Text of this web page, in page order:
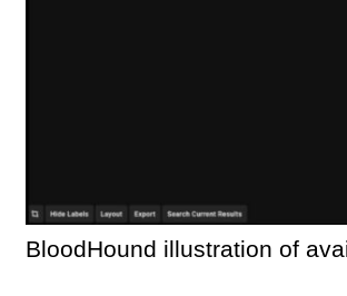
BloodHound illustration of